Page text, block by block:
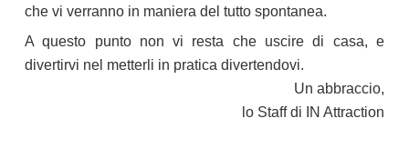
che vi verranno in maniera del tutto spontanea.
A questo punto non vi resta che uscire di casa, e
divertirvi nel metterli in pratica divertendovi.
Un abbraccio,
lo Staff di IN Attraction